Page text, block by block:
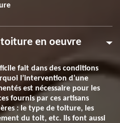
toiture en oeuvre
fait dans des conditions
l’intervention d’une
est nécessaire pour les
fournis par ces artisans
: le type de toiture, les
du toit, etc. Ils font aussi